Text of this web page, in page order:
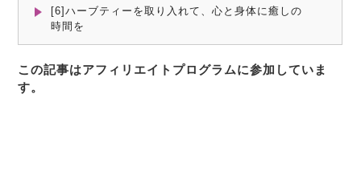
[6]ハーブティーを取り入れて、心と身体に癒しの
時間を
この記事はアフィリエイトプログラムに参加していま
す。